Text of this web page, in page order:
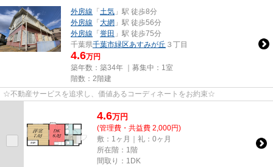
外房線 「 土気 」駅 徒歩8分
外房線 「 大網 」駅 徒歩56分
外房線 「 誉田 」駅 徒歩75分
千葉県千葉市緑区あすみが丘 ３丁目
4.6万円
築年数：築34年 ｜募集中： 1室
階数：2階建
☆不動産サービスを追求し、価値あるコーディネートをお約束☆
4.6万円
(管理費・共益費 2,000円)
敷：1ヶ月｜礼：0ヶ月
所在階：1階
間取り：1DK